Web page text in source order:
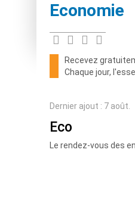
Economie
Recevez
Chaque jour,
Dernier ajout : 7 août.
Eco
Le rendez-vous des